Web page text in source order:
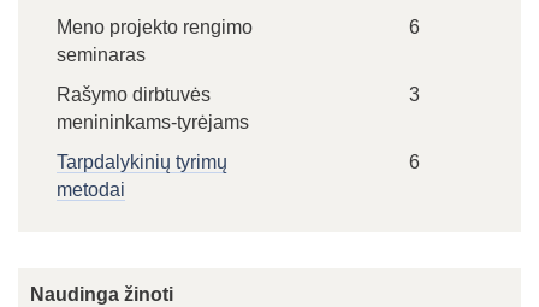
Meno projekto rengimo
seminaras
6
Rašymo dirbtuvės
menininkams-tyrėjams
3
Tarpdalykinių tyrimų
metodai
6
Naudinga žinoti